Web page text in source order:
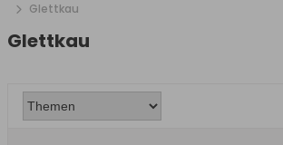
Glettkau
Glettkau